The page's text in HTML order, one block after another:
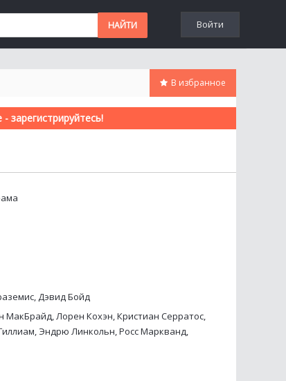
Войти
В избранное
зарегистрируйтесь!
Дэвид Бойд
Лорен Кохэн, Кристиан Серратос,
Эндрю Линкольн, Росс Маркванд,